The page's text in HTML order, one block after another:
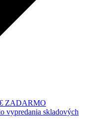
vypredania skladových